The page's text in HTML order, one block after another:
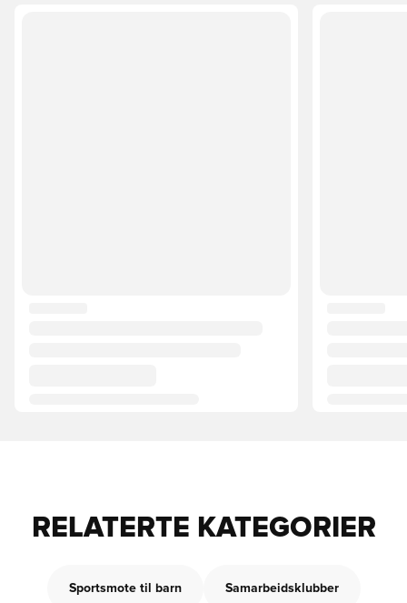
RELATERTE KATEGORIER
Sportsmote til barn Samarbeidsklubber